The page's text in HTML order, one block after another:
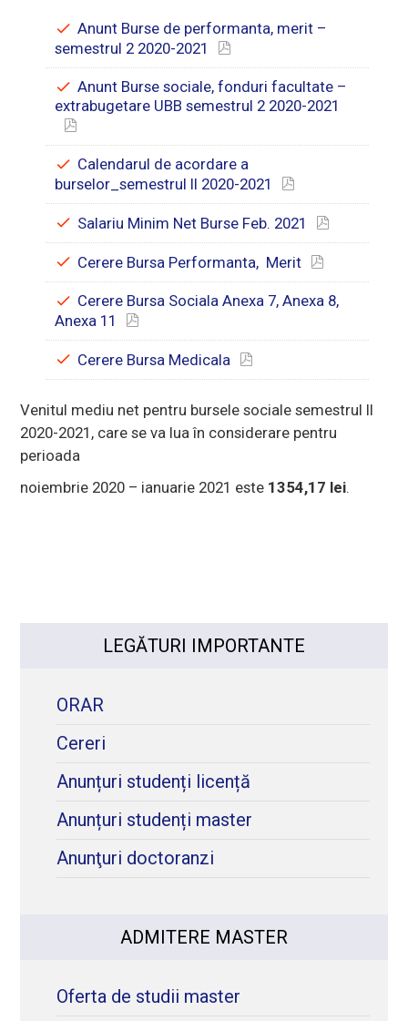
Anunt Burse de performanta, merit –
semestrul 2 2020-2021
Anunt Burse sociale, fonduri facultate –
extrabugetare UBB semestrul 2 2020-2021
Calendarul de acordare a
burselor_semestrul II 2020-2021
Salariu Minim Net Burse Feb. 2021
Cerere Bursa Performanta, Merit
Cerere Bursa Sociala Anexa 7, Anexa 8,
Anexa 11
Cerere Bursa Medicala
Venitul mediu net pentru bursele sociale semestrul II
2020-2021, care se va lua în considerare pentru
perioada
noiembrie 2020 – ianuarie 2021 este 1354,17 lei.
LEGĂTURI IMPORTANTE
ORAR
Cereri
Anunțuri studenți licență
Anunțuri studenți master
Anunţuri doctoranzi
ADMITERE MASTER
Oferta de studii master